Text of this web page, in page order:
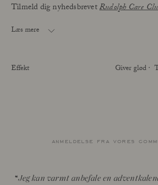
Tilmeld dig nyhedsbrevetRudolph Care
kalender.
Læs mere
Effekt Giver glød
anmeldelse fra vores
Jeg kan varmt anbefale en